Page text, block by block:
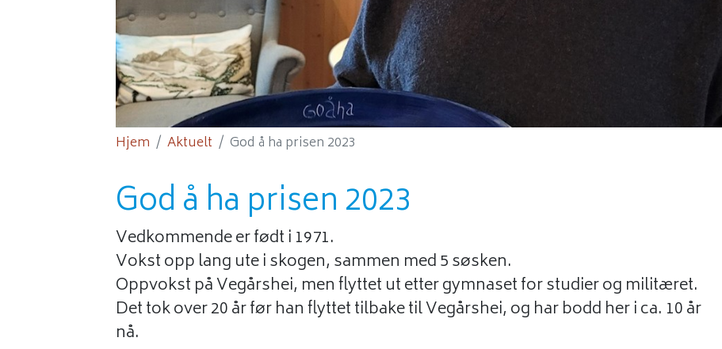
Hjem Aktuelt God å ha prisen 2023
God å ha prisen 2023
Vedkommende er født i 1971.
Vokst opp lang ute i skogen, sammen med 5 søsken.
Oppvokst på Vegårshei, men flyttet ut etter gymnaset for studier og militæret.
Det tok over 20 år før han flyttet tilbake til Vegårshei, og har bodd her i ca. 10 år
nå.